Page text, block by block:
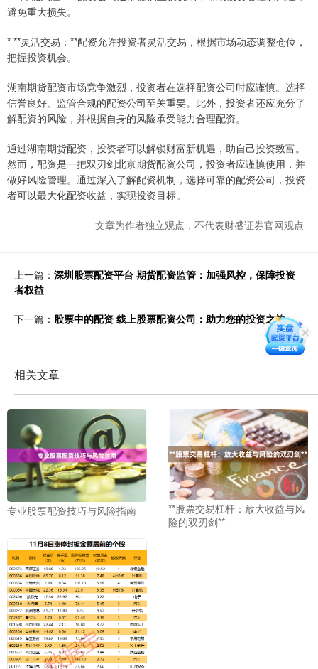
避免重大损失。
* **灵活交易：**配资允许投资者灵活交易，根据市场动态调整仓位，
把握投资机会。
湖南期货配资市场竞争激烈，投资者在选择配资公司时应谨慎。选择
信誉良好、监管合规的配资公司至关重要。此外，投资者还应充分了
解配资的风险，并根据自身的风险承受能力合理配资。
通过湖南期货配资，投资者可以解锁财富新机遇，助自己投资致富。
然而，配资是一把双刃剑北京期货配资公司，投资者应谨慎使用，并
做好风险管理。通过深入了解配资机制，选择可靠的配资公司，投资
者可以最大化配资收益，实现投资目标。
文章为作者独立观点，不代表财盛证券官网观点
上一篇： 深圳股票配资平台 期货配资监管：加强风控，保障投资
者权益
下一篇： 股票中的配资 线上股票配资公司：助力您的投资之旅
相关文章
专业股票配资技巧与风险指南
**股票交易杠杆：放大收益与风
险的双刃剑**